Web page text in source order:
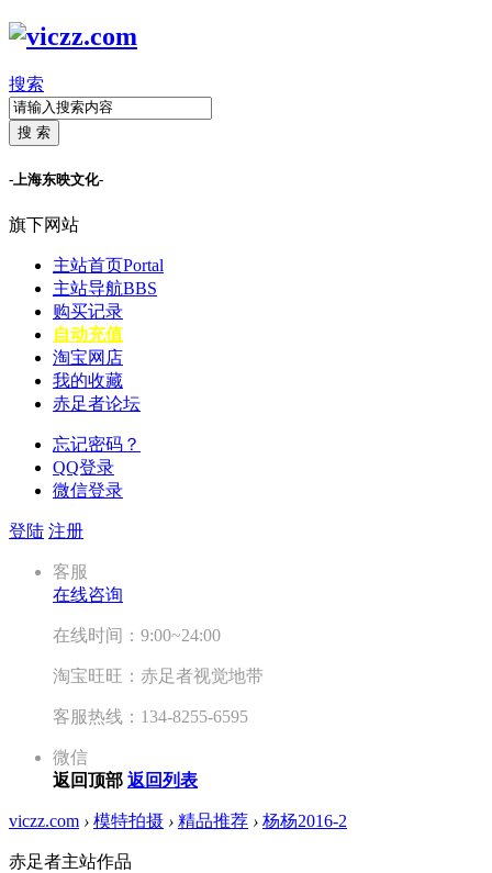
搜索
搜 索
-上海东映文化-
旗下网站
主站首页Portal
主站导航BBS
购买记录
自动充值
淘宝网店
我的收藏
赤足者论坛
忘记密码？
QQ登录
微信登录
登陆 注册
客服
在线咨询
在线时间：9:00~24:00
淘宝旺旺：赤足者视觉地带
客服热线：134-8255-6595
微信
返回顶部 返回列表
viczz.com › 模特拍摄 › 精品推荐 › 杨杨2016-2
赤足者主站作品